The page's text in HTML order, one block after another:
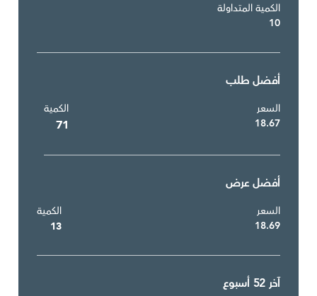
الكمية المتداولة
10
أفضل طلب
السعر
18.67
الكمية
71
أفضل عرض
السعر
18.69
الكمية
13
آخر 52 أسبوع